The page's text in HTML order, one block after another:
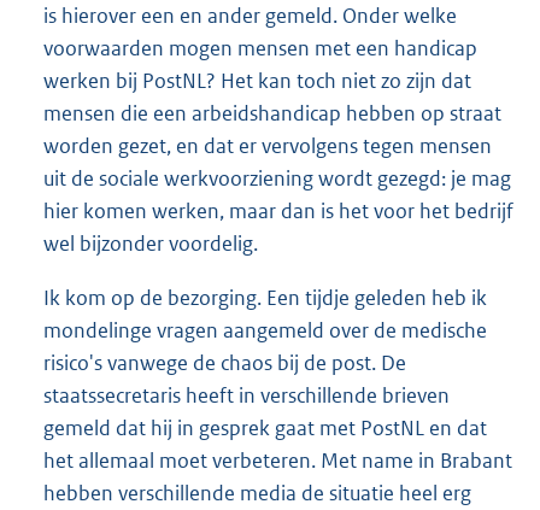
is hierover een en ander gemeld. Onder welke
voorwaarden mogen mensen met een handicap
werken bij PostNL? Het kan toch niet zo zijn dat
mensen die een arbeidshandicap hebben op straat
worden gezet, en dat er vervolgens tegen mensen
uit de sociale werkvoorziening wordt gezegd: je mag
hier komen werken, maar dan is het voor het bedrijf
wel bijzonder voordelig.
Ik kom op de bezorging. Een tijdje geleden heb ik
mondelinge vragen aangemeld over de medische
risico's vanwege de chaos bij de post. De
staatssecretaris heeft in verschillende brieven
gemeld dat hij in gesprek gaat met PostNL en dat
het allemaal moet verbeteren. Met name in Brabant
hebben verschillende media de situatie heel erg